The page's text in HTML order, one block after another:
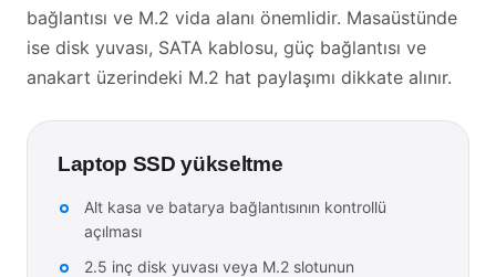
bağlantısı ve M.2 vida alanı önemlidir. Masaüstünde
ise disk yuvası, SATA kablosu, güç bağlantısı ve
anakart üzerindeki M.2 hat paylaşımı dikkate alınır.
Laptop SSD yükseltme
Alt kasa ve batarya bağlantısının kontrollü
açılması
2.5 inç disk yuvası veya M.2 slotunun